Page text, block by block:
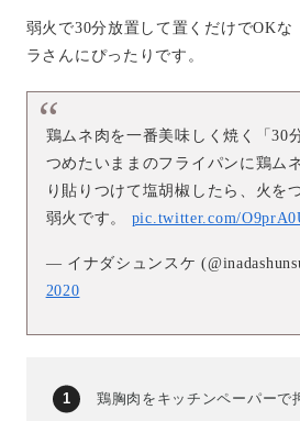
弱火で30分放置して置くだけでOKな
ラさんにぴったりです。
鶏ムネ肉を一番美味しく焼く「30
つめたいままのフライパンに鶏ム
り貼りつけて塩胡椒したら、火を
弱火です。 pic.twitter.com/
— イナダシュンスケ
2020
鶏胸肉をキッチンペーパーで